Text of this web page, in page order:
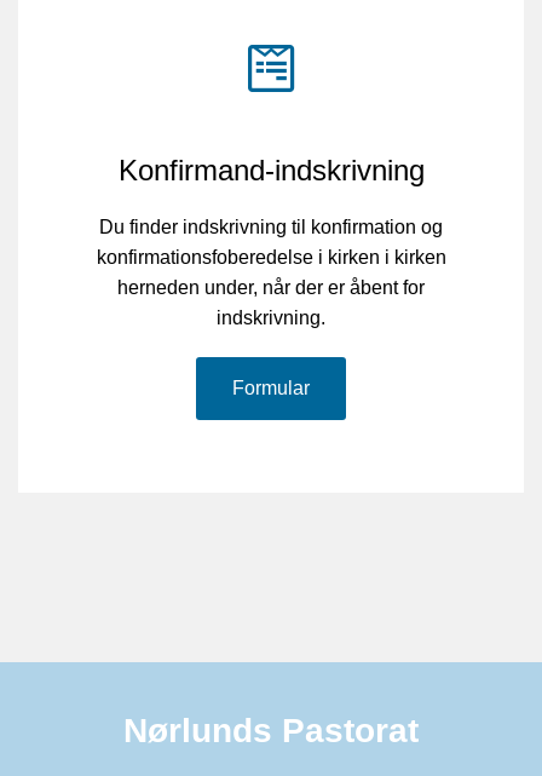
Konfirmand-indskrivning
Du finder indskrivning til konfirmation og
konfirmationsfoberedelse i kirken i kirken
herneden under, når der er åbent for
indskrivning.
Formular
Nørlunds Pastorat